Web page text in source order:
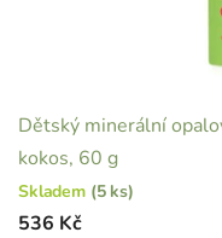
Dětský minerální
kokos, 60 g
Skladem (5 ks)
536 Kč